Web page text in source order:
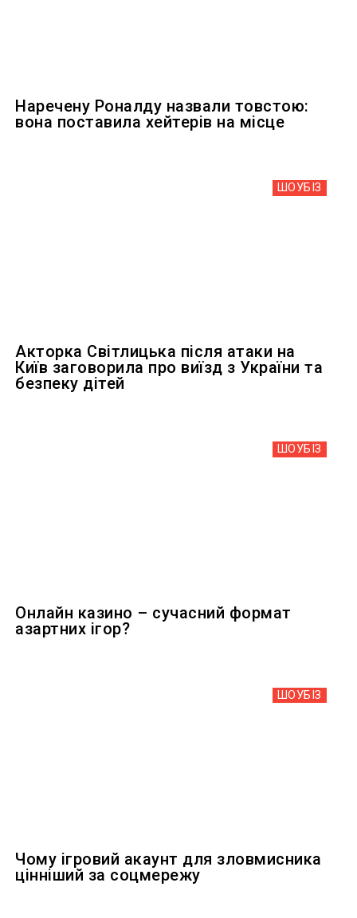
Наречену Роналду назвали товстою:
вона поставила хейтерів на місце
ШОУБIЗ
Акторка Світлицька після атаки на
Київ заговорила про виїзд з України та
безпеку дітей
ШОУБIЗ
Онлайн казино – сучасний формат
азартних ігор?
ШОУБIЗ
Чому ігровий акаунт для зловмисника
цінніший за соцмережу